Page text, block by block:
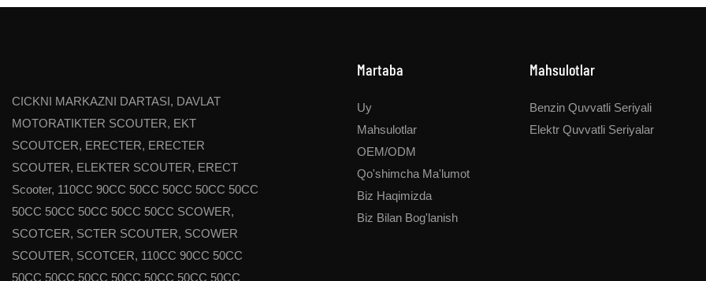
CICKNI MARKAZNI DARTASI, DAVLAT
MOTORATIKTER SCOUTER, EKT
SCOUTCER, ERECTER, ERECTER
SCOUTER, ELEKTER SCOUTER, ERECT
Scooter, 110CC 90CC 50CC 50CC 50CC 50CC
50CC 50CC 50CC 50CC 50CC SCOWER,
SCOTCER, SCTER SCOUTER, SCOWER
SCOUTER, SCOTCER, 110CC 90CC 50CC
50CC 50CC 50CC 50CC 50CC 50CC 50CC
Martaba
Uy
Mahsulotlar
OEM/ODM
Qo'shimcha Ma'lumot
Biz Haqimizda
Biz Bilan Bog'lanish
Mahsulotlar
Benzin Quvvatli Seriyali
Elektr Quvvatli Seriyalar